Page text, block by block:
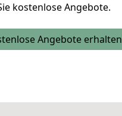
kostenlose Angebote.
Angebote erhalten